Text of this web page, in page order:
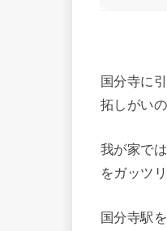
国分寺に
拓しがい
我が家で
をガッツ
国分寺駅